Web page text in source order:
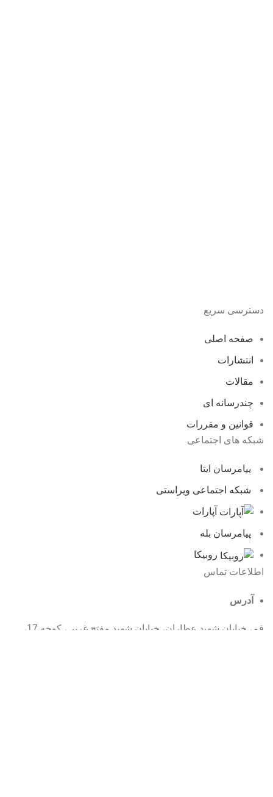
دسترسی سریع
صفحه اصلی
انتشارات
مقالات
چندرسانه ای
قوانین و مقررات
شبکه های اجتماعی
پیامرسان ایتا
شبکه اجتماعی ویراستی
آپارات
پیامرسان بله
روبیکا
اطلاعات تماس
آدرس
قم، خیابان شهید عطاران، خیابان شهید مفتح غربی، کوچه 17،